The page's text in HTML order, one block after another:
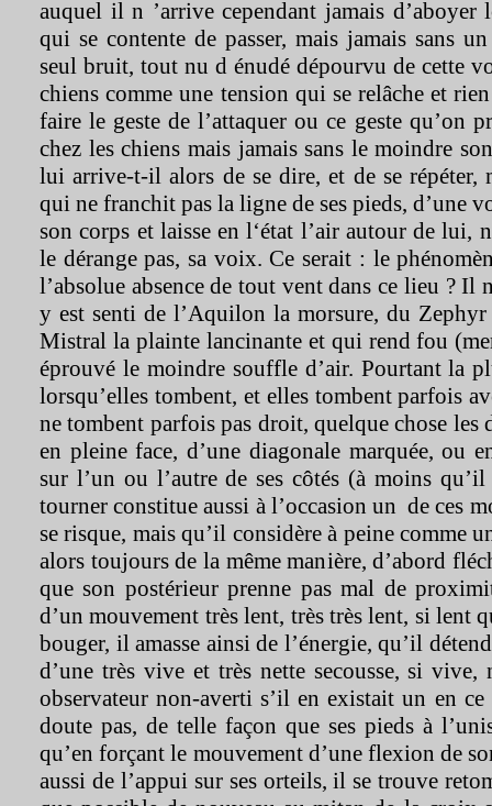
auquel il n ’arrive cependant jamais
qui se contente de passer, mais jamais sans
seul bruit, tout nu d énudé dépourvu de cette
chiens comme une tension qui se relâche et
faire le geste de l’attaquer ou ce geste qu’on
chez les chiens mais jamais sans le moindre
lui arrive-t-il alors de se dire, et de se répéter,
qui ne franchit pas la ligne de ses pieds, d’une
son corps et laisse en l‘état l’air autour de lui,
le dérange pas, sa voix. Ce serait : le
l’absolue absence de tout vent dans ce lieu ? Il
y est senti de l’Aquilon la morsure, du Zephyr
Mistral la plainte lancinante et qui rend fou
éprouvé le moindre souffle d’air. Pourtant la
lorsqu’elles tombent, et elles tombent parfois
ne tombent parfois pas droit, quelque chose les
en pleine face, d’une diagonale marquée, ou
sur l’un ou l’autre de ses côtés (à moins
tourner constitue aussi à l’occasion un de ces
se risque, mais qu’il considère à peine comme
alors toujours de la même manière, d’abord
que son postérieur prenne pas mal de
d’un mouvement très lent, très très lent, si lent
bouger, il amasse ainsi de l’énergie, qu’il
d’une très vive et très nette secousse, si
observateur non-averti s’il en existait un en
doute pas, de telle façon que ses pieds à
qu’en forçant le mouvement d’une flexion de
aussi de l’appui sur ses orteils, il se trouve